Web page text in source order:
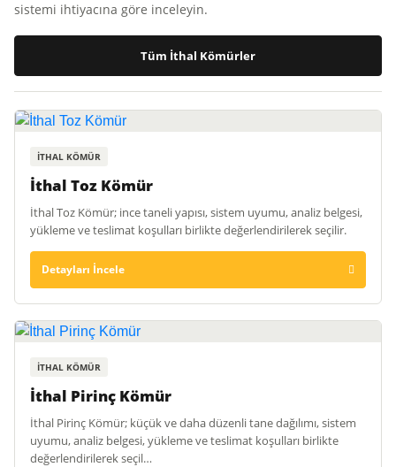
sistemi ihtiyacına göre inceleyin.
Tüm İthal Kömürler
İTHAL KÖMÜR
İthal Toz Kömür
İthal Toz Kömür; ince taneli yapısı, sistem uyumu, analiz belgesi,
yükleme ve teslimat koşulları birlikte değerlendirilerek seçilir.
Detayları İncele
İTHAL KÖMÜR
İthal Pirinç Kömür
İthal Pirinç Kömür; küçük ve daha düzenli tane dağılımı, sistem
uyumu, analiz belgesi, yükleme ve teslimat koşulları birlikte
değerlendirilerek seçil…